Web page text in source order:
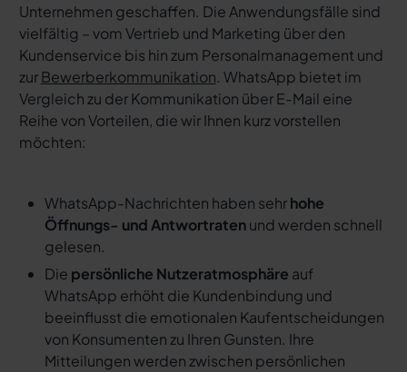
Unternehmen geschaffen. Die Anwendungsfälle sind
vielfältig – vom Vertrieb und Marketing über den
Kundenservice bis hin zum Personalmanagement und
zurBewerberkommunikation. WhatsApp bietet im
Vergleich zu der Kommunikation über E-Mail eine
Reihe von Vorteilen, die wir Ihnen kurz vorstellen
möchten:
WhatsApp-Nachrichten haben sehrhohe
Öffnungs- und Antwortratenund werden schnell
gelesen.
Die persönliche Nutzeratmosphäre auf
WhatsApp erhöht die Kundenbindung und
beeinflusst die emotionalen Kaufentscheidungen
von Konsumenten zu Ihren Gunsten. Ihre
Mitteilungen werden zwischen persönlichen